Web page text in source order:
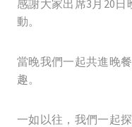
感謝大家出席3月20
動。
當晚我們一起共進晚
趣。
一如以往，我們一起